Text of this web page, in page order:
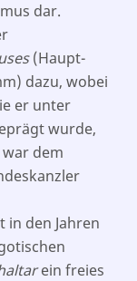
dar.
(Haupt-
dazu, wobei
er unter
wurde,
dem
in den Jahren
ein freies